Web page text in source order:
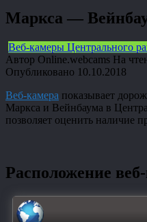
Маркса —
Веб-камеры Центрального
Автор Online.webcams На
Опубликовано 10.10.2018
Веб-камера показывает
Маркса и Вейнбаума в
позволяет оценить наличие
Расположение